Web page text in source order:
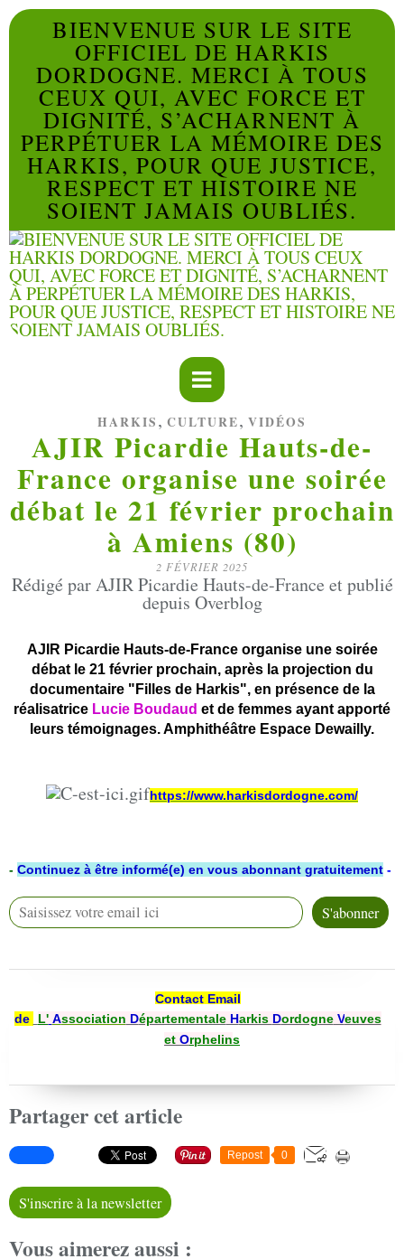
BIENVENUE SUR LE SITE
OFFICIEL DE HARKIS
DORDOGNE. MERCI À TOUS
CEUX QUI, AVEC FORCE ET
DIGNITÉ, S’ACHARNENT À
PERPÉTUER LA MÉMOIRE DES
HARKIS, POUR QUE JUSTICE,
RESPECT ET HISTOIRE NE
SOIENT JAMAIS OUBLIÉS.
HARKIS , CULTURE, VIDÉOS
AJIR Picardie Hauts-de-
France organise une soirée
débat le 21 février prochain
à Amiens (80)
2 FÉVRIER 2025
Rédigé par AJIR Picardie Hauts-de-France et publié
depuis Overblog
AJIR Picardie Hauts-de-France organise une soirée
débat le 21 février prochain, après la projection du
documentaire "Filles de Harkis", en présence de la
réalisatrice Lucie Boudaud et de femmes ayant apporté
leurs témoignages. Amphithéâtre Espace Dewailly.
https://www.harkisdordogne.com/
- Continuez à être informé(e) en vous abonnant gratuitement -
Contact Email
de
L' Association DépartementaleHarkis DordogneVeuves
et Orphelins
Partager cet article
Repost 0
S'inscrire à la newsletter
Vous aimerez aussi :